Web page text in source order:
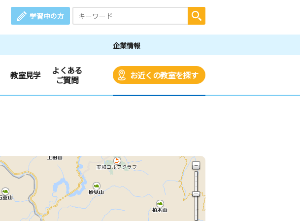
学習中の方
企業情報
教室見学
よくある
ご質問
お近くの教室を探す